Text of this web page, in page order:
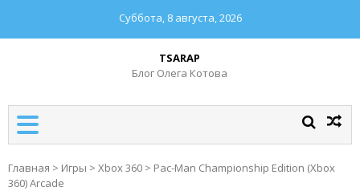
Суббота, 8 августа, 2026
TSARAP
Блог Олега Котова
Главная > Игры > Xbox 360 > Pac-Man Championship Edition (Xbox
360) Arcade